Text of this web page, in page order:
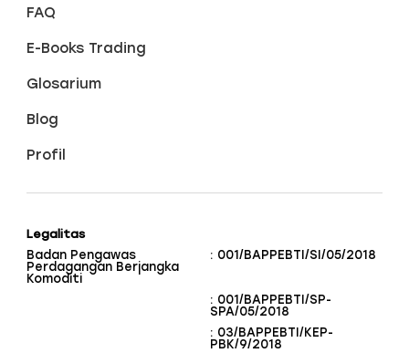
FAQ
E-Books Trading
Glosarium
Blog
Profil
Legalitas
Badan Pengawas
Perdagangan Berjangka
Komoditi
: 001/BAPPEBTI/SI/05/2018
: 001/BAPPEBTI/SP-
SPA/05/2018
: 03/BAPPEBTI/KEP-
PBK/9/2018